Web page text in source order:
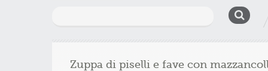
Zuppa di piselli e fave con